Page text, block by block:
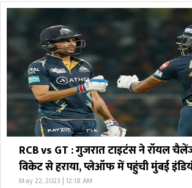
RCB vs GT : गुजरात टाइटंस ने रॉयल
विकेट से हराया, प्लेऑफ में पहुंची मुंबई
May 22, 2023 | 12:18 AM